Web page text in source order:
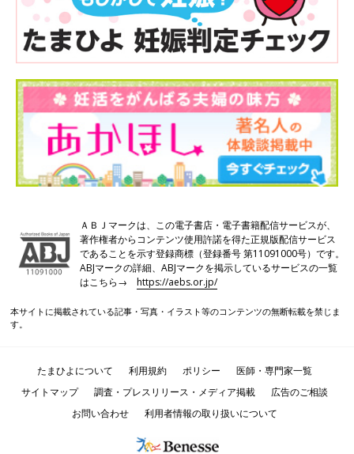
ＡＢＪマークは、この電子書店・電子書籍配信サービスが、
著作権者からコンテンツ使用許諾を得た正規版配信サービス
であることを示す登録商標（登録番号 第11091000号）です。
ABJマークの詳細、ABJマークを掲示しているサービスの一覧
はこちら→https://aebs.or.jp/
本サイトに掲載されている記事・写真・イラスト等のコンテンツの無断転載を禁じま
す。
たまひよについて 利用規約 ポリシー
医師・専門家一覧
サイトマップ
調査・プレスリリース・メディア掲載
広告のご相談
お問い合わせ
利用者情報の取り扱いについて